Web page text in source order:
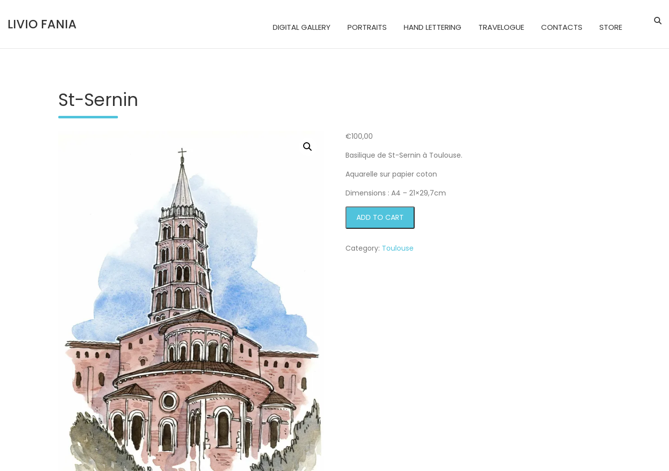
content
LIVIO FANIA DIGITAL GALLERY PORTRAITS HAND LETTERING TRAVELOGUE CONTACTS STORE
St-Sernin
€100,00
Basilique de St-Sernin à Toulouse.
Aquarelle sur papier coton
Dimensions : A4 – 21×29,7cm
Sernin
ADD TO CART
Category: Toulouse